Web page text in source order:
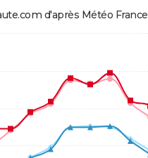
d'après Météo France